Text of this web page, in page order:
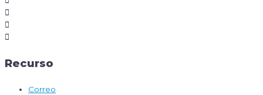
Recurso
Correo